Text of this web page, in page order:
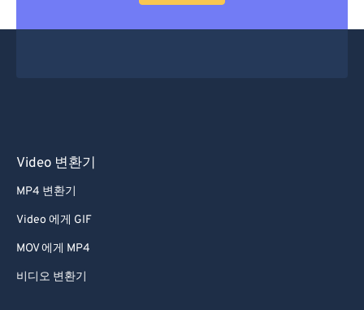
Video 변환기
MP4 변환기
Video 에게 GIF
MOV 에게 MP4
비디오 변환기